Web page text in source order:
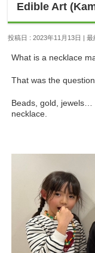
Edible Art
投稿日 : 2023年11月13日 最
What is a necklace
That was the
Beads, gold, jewels…
necklace.